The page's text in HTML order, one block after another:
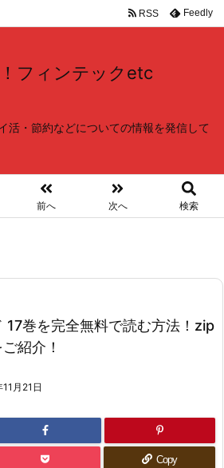
フィンテックetc
活・節約などについての情報を発信して
前へ 次へ 検索
RSS Feedly
17巻を完全無料で読む方法！zip
紹介！
月21日
Copy